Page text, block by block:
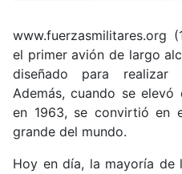
www.fuerzasmilitares.org
el primer avión de largo
diseñado para realizar
Además, cuando se
en 1963, se convirtió en
grande del mundo.
Hoy en día, la mayoría